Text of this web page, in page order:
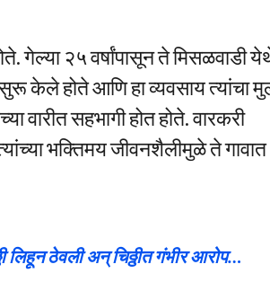
गेल्या २५ वर्षांपासून ते मिसळवाडी
केले होते आणि हा व्यवसाय त्यांचा
वारीत सहभागी होत होते. वारकरी
भक्तिमय जीवनशैलीमुळे ते गावात
लिहून ठेवली अन् चिठ्ठीत गंभीर आरोप…